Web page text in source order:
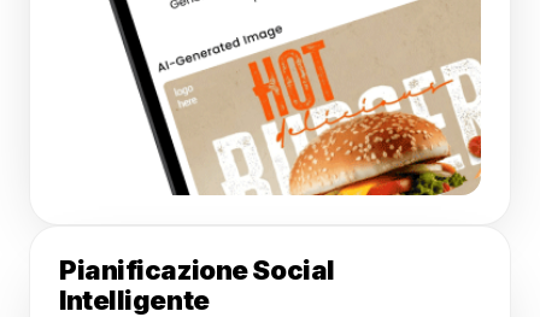
Pianificazione Social
Intelligente